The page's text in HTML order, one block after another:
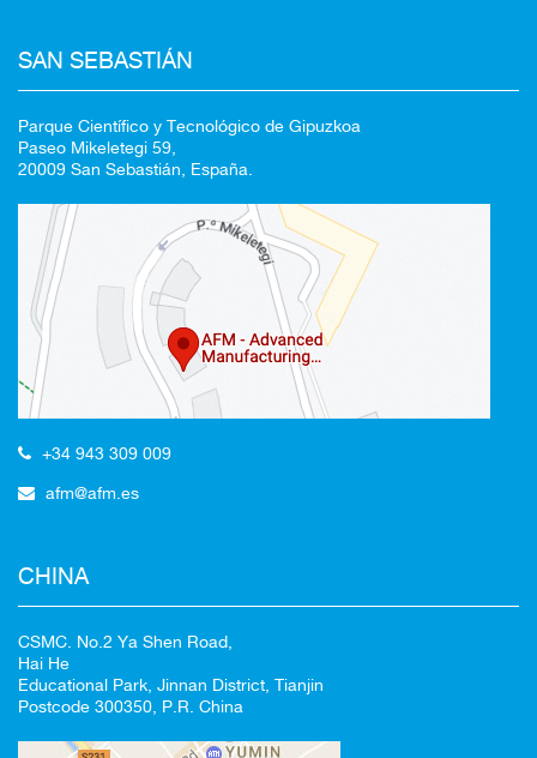
Redirigiendo a
SAN SEBASTIÁN
Parque Científico y Tecnológico de Gipuzkoa
Paseo Mikeletegi 59,
20009 San Sebastián, España.
+34 943 309 009
afm@afm.es
CHINA
CSMC. No.2 Ya Shen Road,
Hai He
Educational Park, Jinnan District, Tianjin
Postcode 300350, P.R. China